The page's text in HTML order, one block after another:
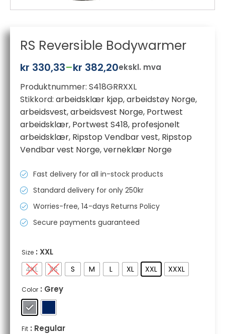
RS Reversible Bodywarmer
kr 330,33–kr 382,20
Prisområde:
kr 330,33
til
kr 382,20
ekskl. mva
Produktnummer: S418GRRXXL
Stikkord: arbeidsklær kjøp,arbeidstøy Norge,
arbeidsvest,arbeidsvest Norge, Portwest
arbeidsklær, Portwest S418, profesjonelt
arbeidsklær, Ripstop Vendbar vest, Ripstop
Vendbar vest Norge,verneklær Norge
Fast delivery for all in-stock products
Standard delivery for only 250kr
Worries-free, 14-days Returns Policy
Secure payments guaranteed
Size : XXL
4XL XS S M L XL XXL XXXL
Color : Grey
Fit : Regular